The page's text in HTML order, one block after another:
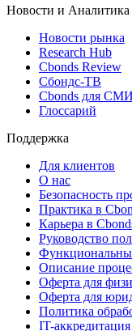
ETF & Funds
Поиск ETF &
Новости и Аналитика
Новости рынка
Research Hub
Сбондс-ТВ
Глоссарий
Поддержка
Для клиентов
О нас
Безопасность
Практика в
Карьера в
Руководство
Описание